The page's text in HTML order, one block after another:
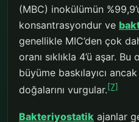
(MBC) inokülümün
konsantrasyondur ve
genellikle MIC’den çok
oranı sıklıkla 4’ü aşar.
büyüme baskılayıcı
doğalarını vurgular.[7]
Bakteriyostatik ajanlar